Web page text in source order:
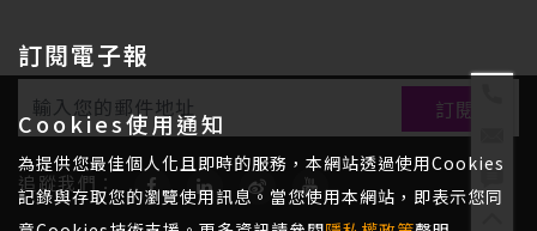
訂閱電子報
追蹤我們：
Cookies使用通知
為提供您最佳個人化且即時的服務，本網站透過使用Cookies
記錄與存取您的瀏覽使用訊息。當您使用本網站，即表示您同